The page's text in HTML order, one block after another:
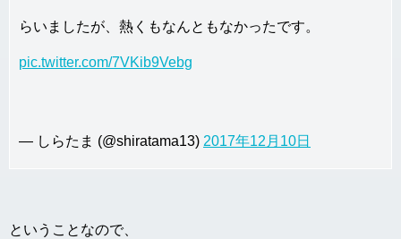
らいましたが、熱くもなんともなかったです。
pic.twitter.com/7VKib9Vebg
— しらたま (@shiratama13) 2017年12月10日
ということなので、